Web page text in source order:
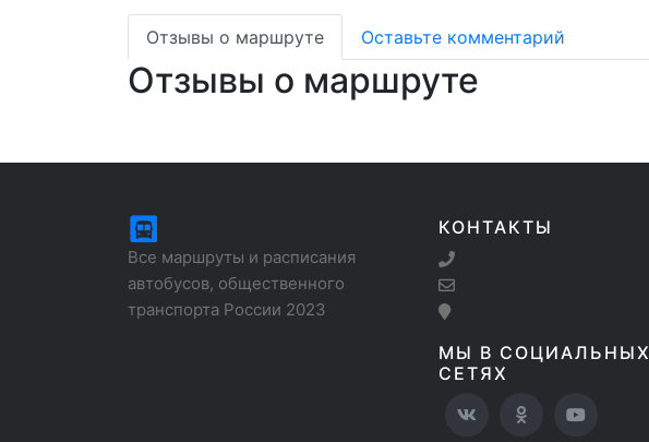
Отзывы о маршруте Оставьте комментарий
Отзывы о маршруте
Все маршруты и расписания
автобусов, общественного
транспорта России 2023
КОНТАКТЫ
МЫ В СОЦИАЛЬНЫХ
СЕТЯХ